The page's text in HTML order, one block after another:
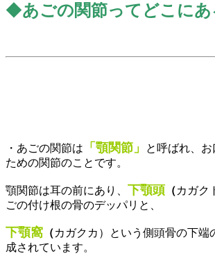
◆あごの関節ってどこにあ
・あごの関節は 「顎関節」
と呼ばれ、
ための関節のことです。
顎関節は耳の前にあり、 下顎頭 （カガク
ごの付け根の骨のデッパリと、
下顎窩 （カガクカ）という側頭骨の下端
成されています。